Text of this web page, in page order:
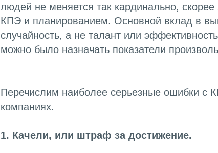
людей не меняется так кардинально,
КПЭ и планированием. Основной вклад в
случайность, а не талант или
можно было назначать показатели
Перечислим наиболее серьезные ошибки с
компаниях.
1. Качели, или штраф за достижение.